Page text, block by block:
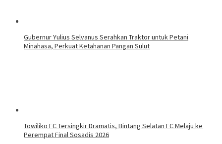
Gubernur Yulius Selvanus Serahkan Traktor untuk Petani
Minahasa, Perkuat Ketahanan Pangan Sulut
Towiliko FC Tersingkir Dramatis, Bintang Selatan FC Melaju ke
Perempat Final Sosadis 2026